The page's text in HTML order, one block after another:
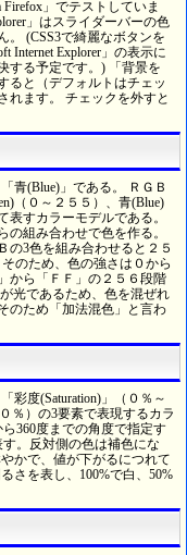
」でテストしていま
」はスライダーバーの色
。 (CSS3で綺麗なボタンを
Internet Explorer」の表示に
する予定です。) 「背景を
ると（デフォルトはチェッ
れます。 チェックを外すと
青(Blue)」である。 ＲＧＢ
（０～２５５）、青(Blue)
表すカラーモデルである。
の組み合わせで色を作る。
の3色を組み合わせると２５
のため、色の強さは０から
から「ＦＦ」の２５６段階
光であるため、色を混ぜれ
のため「加法混色」と言わ
彩度(Saturation)」（０％～
％）の3要素で表現するカラ
360度までの角度で指定す
。反対側の色は補色にな
かで、値が下がるにつれて
さを表し、100%で白、50%